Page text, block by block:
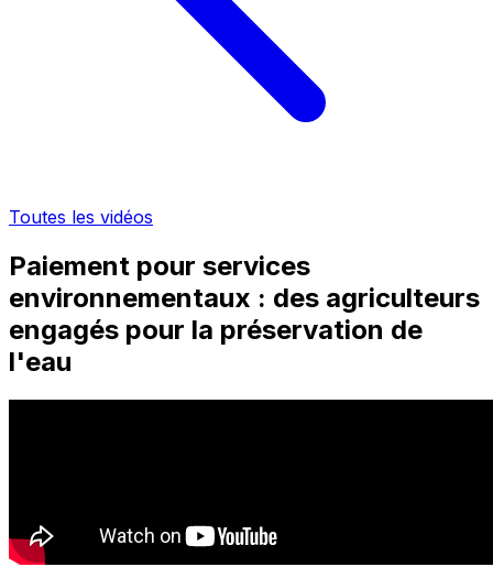
Toutes les vidéos
Paiement pour services
environnementaux : des agriculteurs
engagés pour la préservation de
l'eau